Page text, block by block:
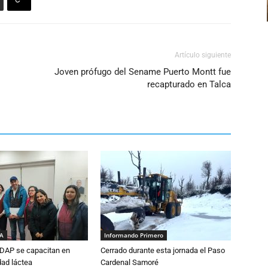
Artículo siguiente
Joven prófugo del Sename Puerto Montt fue
recapturado en Talca
se capacitan en
láctea
Informando Primero
Cerrado durante esta jornada el Paso
Cardenal Samoré